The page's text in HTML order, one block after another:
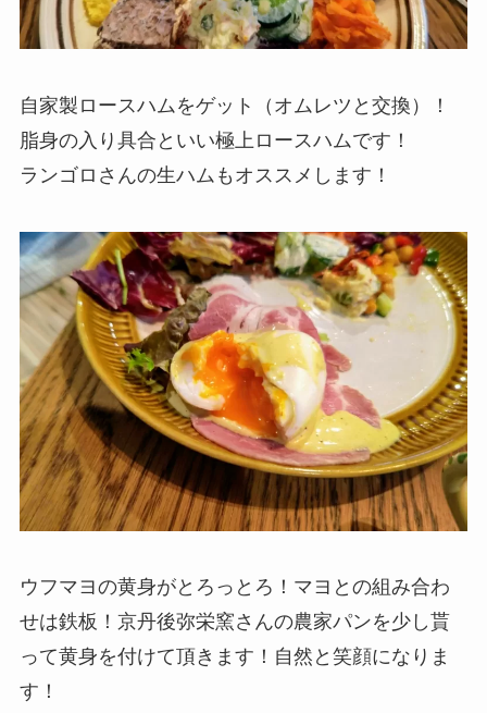
自家製ロースハムをゲット（オムレツと交換）！
脂身の入り具合といい極上ロースハムです！
ランゴロさんの生ハムもオススメします！
ウフマヨの黄身がとろっとろ！マヨとの組み合わ
せは鉄板！京丹後弥栄窯さんの農家パンを少し貰
って黄身を付けて頂きます！自然と笑顔になりま
す！